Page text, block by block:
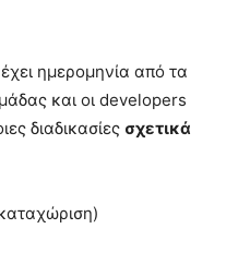
ημερομηνία από τα
και οι developers
διαδικασίες σχετικά